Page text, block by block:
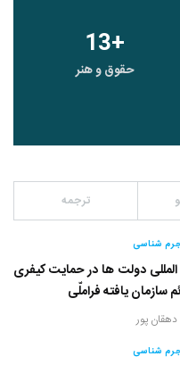
13+
حقوق و هنر
ترجمه
شناسی
دولت ها در حمایت کیفری
سازمان یافته فراملّی
پور
شناسی